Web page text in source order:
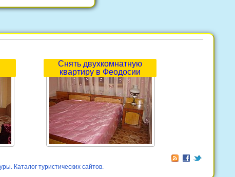
Снять двухкомнатную
квартиру в Феодосии